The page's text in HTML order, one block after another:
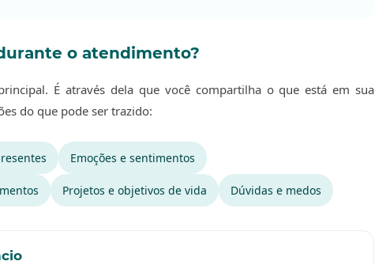
o atendimento?
É através dela que você compartilha o que está em sua
do que pode ser trazido:
Emoções e sentimentos
Projetos e objetivos de vida Dúvidas e medos